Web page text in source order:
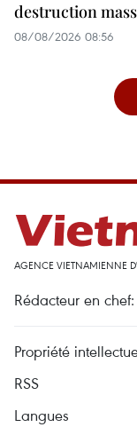
destruction
08/08/2026 08:56
AGENCE VIETNAMIENNE
Rédacteur en
Propriété
RSS
Langues